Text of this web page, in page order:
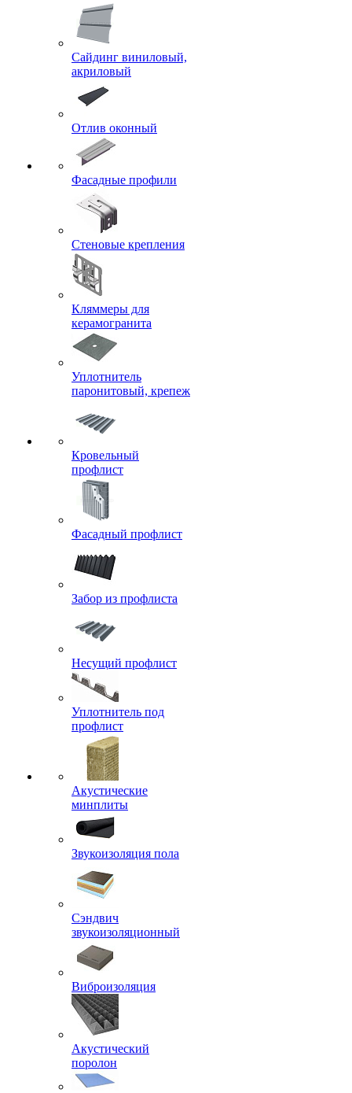
Сайдинг виниловый,
акриловый
Отлив оконный
Фасадные профили
Стеновые крепления
Кляммеры для
керамогранита
Уплотнитель
паронитовый, крепеж
Кровельный
профлист
Фасадный профлист
Забор из профлиста
Несущий профлист
Уплотнитель под
профлист
Акустические
минплиты
Звукоизоляция пола
Сэндвич
звукоизоляционный
Виброизоляция
Акустический
поролон